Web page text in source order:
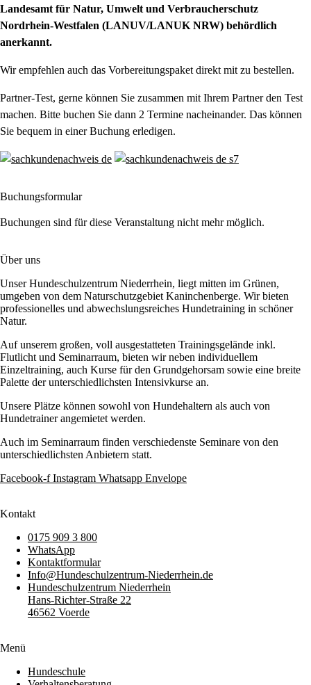
Landesamt für Natur, Umwelt und Verbraucherschutz
Nordrhein-Westfalen (LANUV/LANUK NRW) behördlich
anerkannt.
Wir empfehlen auch das Vorbereitungspaket direkt mit zu bestellen.
Partner-Test, gerne können Sie zusammen mit Ihrem Partner den Test
machen. Bitte buchen Sie dann 2 Termine nacheinander. Das können
Sie bequem in einer Buchung erledigen.
Buchungsformular
Buchungen sind für diese Veranstaltung nicht mehr möglich.
Über uns
Unser Hundeschulzentrum Niederrhein, liegt mitten im Grünen,
umgeben von dem Naturschutzgebiet Kaninchenberge. Wir bieten
professionelles und abwechslungsreiches Hundetraining in schöner
Natur.
Auf unserem großen, voll ausgestatteten Trainingsgelände inkl.
Flutlicht und Seminarraum, bieten wir neben individuellem
Einzeltraining, auch Kurse für den Grundgehorsam sowie eine breite
Palette der unterschiedlichsten Intensivkurse an.
Unsere Plätze können sowohl von Hundehaltern als auch von
Hundetrainer angemietet werden.
Auch im Seminarraum finden verschiedenste Seminare von den
unterschiedlichsten Anbietern statt.
Facebook-f Instagram Whatsapp Envelope
Kontakt
0175 909 3 800
WhatsApp
Kontaktformular
Info@Hundeschulzentrum-Niederrhein.de
Hundeschulzentrum Niederrhein
Hans-Richter-Straße 22
46562 Voerde
Menü
Hundeschule